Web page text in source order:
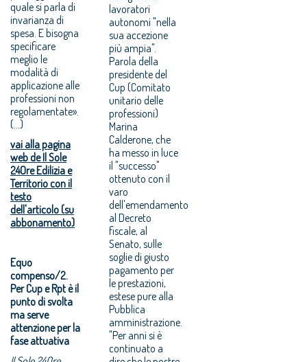
quale si parla di
invarianza di
spesa. E bisogna
specificare
meglio le
modalità di
applicazione alle
professioni non
regolamentate».
(...)
vai alla pagina
web de Il Sole
24Ore Edilizia e
Territorio con il
testo
dell'articolo (su
abbonamento)
Equo
compenso/2.
Per Cup e Rpt è il
punto di svolta
ma serve
attenzione per la
fase attuativa
lavoratori
autonomi "nella
sua accezione
più ampia".
Parola della
presidente del
Cup (Comitato
unitario delle
professioni)
Marina
Calderone, che
ha messo in luce
il "successo"
ottenuto con il
varo
dell'emendamento
al Decreto
fiscale, al
Senato, sulle
soglie di giusto
pagamento per
le prestazioni,
estese pure alla
Pubblica
amministrazione.
"Per anni si è
continuato a